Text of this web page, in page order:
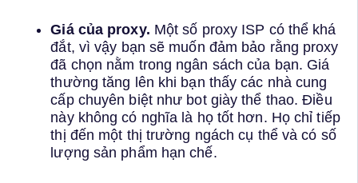
Giá của proxy. Một số proxy ISP có thể khá
đắt, vì vậy bạn sẽ muốn đảm bảo rằng proxy
đã chọn nằm trong ngân sách của bạn. Giá
thường tăng lên khi bạn thấy các nhà cung
cấp chuyên biệt như bot giày thể thao. Điều
này không có nghĩa là họ tốt hơn. Họ chỉ tiếp
thị đến một thị trường ngách cụ thể và có số
lượng sản phẩm hạn chế.